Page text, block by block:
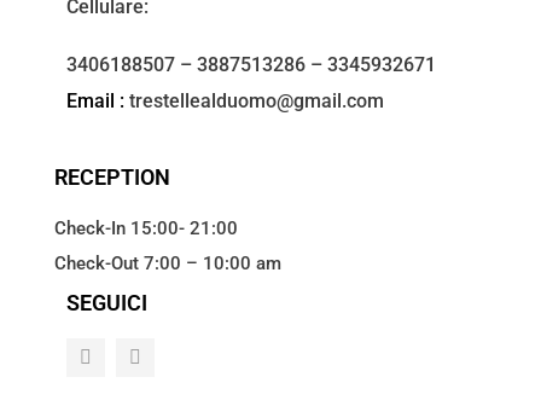
Cellulare:
3406188507 – 3887513286 – 3345932671
Email : trestellealduomo@gmail.com
RECEPTION
Check-In 15:00- 21:00
Check-Out 7:00 – 10:00 am
SEGUICI